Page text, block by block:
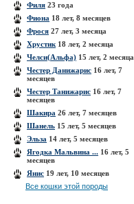
Филя 23 года
Фиона 18 лет, 8 месяцев
Фрося 27 лет, 3 месяца
Хрустик 18 лет, 2 месяца
Челси(Альфа) 15 лет, 2 месяца
Честер Данижарис 16 лет, 7
месяцев
Честер Танижарис 16 лет, 7
месяцев
Шакира 26 лет, 7 месяцев
Шанель 15 лет, 5 месяцев
Эльза 14 лет, 5 месяцев
Ягодка Мальвина ... 16 лет, 5
месяцев
Янис 19 лет, 10 месяцев
Все кошки этой породы